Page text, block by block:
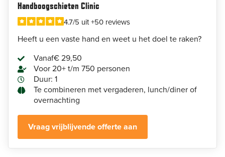
Handboogschieten Clinic
4.7/5 uit +50 reviews
Heeft u een vaste hand en weet u het doel te raken?
Vanaf€ 29,50
Voor 20+ t/m 750 personen
Duur: 1
Te combineren met vergaderen, lunch/diner of
overnachting
Vraag vrijblijvende offerte aan